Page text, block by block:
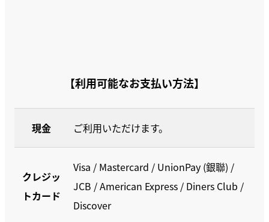
【利用可能なお支払い方法】
現金 ご利用いただけます。
クレジッ
トカード
Visa / Mastercard / UnionPay (銀聯) /
JCB / American Express / Diners Club /
Discover